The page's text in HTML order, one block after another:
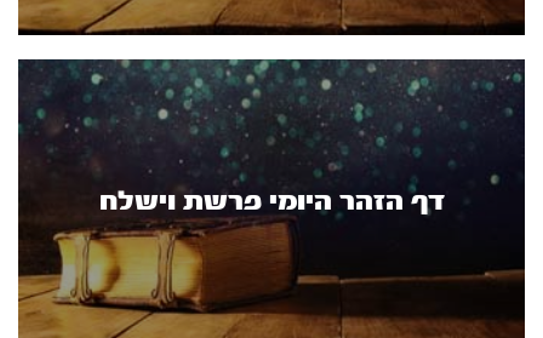
דף הזהר היומי פרשת וישלח